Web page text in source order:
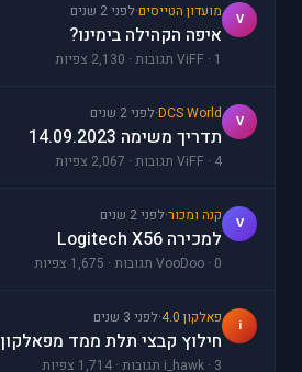
V מועדון הטייסים·לפני 2 שנים
איפה הקהילה בימינו?
ViFF · 1 תגובות · 2,130 צפיות
V
DCS World
·לפני 2 שנים
תדריך משימה 14.09.2023
ViFF · 4 תגובות · 2,067 צפיות
V קנה ומכור·לפני 2 שנים
למכירה Logitech X56
VooDoo · 0 תגובות · 1,675 צפיות
i פאלקון 4.0 ·לפני 3 שנים
חילוץ קבצי תלת ממד מפאלקון
i_hawk · 3 תגובות · 1,714 צפיות